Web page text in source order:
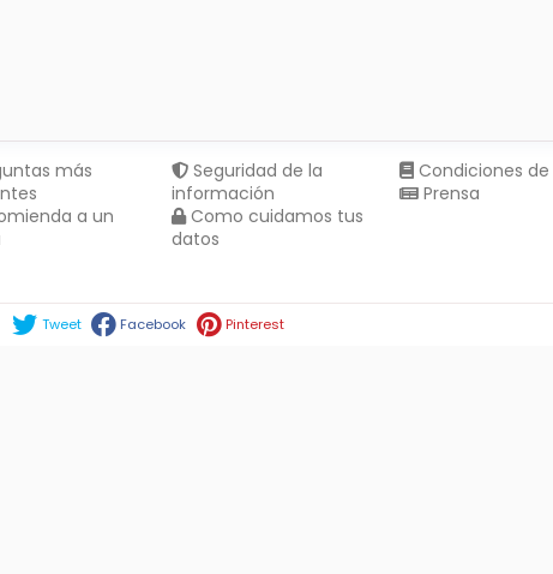
más
a un
Seguridad de la
información
Como cuidamos tus
datos
Condiciones de
Prensa
Tweet Facebook Pinterest